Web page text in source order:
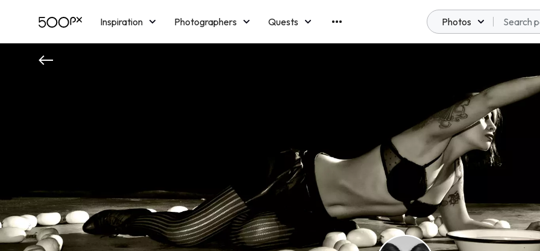
Inspiration Photographers
Quests
Licensing
Blog Memberships
Photos